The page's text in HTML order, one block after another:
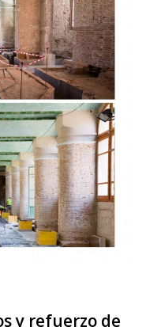
y refuerzo de